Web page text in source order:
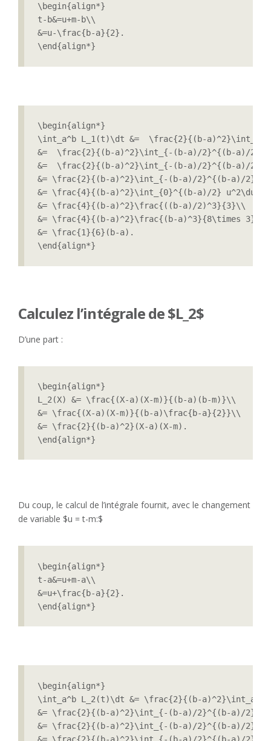
\begin{align*}
t-b&=u+m-b\\
&=u-\frac{b-a}{2}.
\end{align*}
\begin{align*}
\int_a^b L_1(t)\dt &=  \frac{2}{(b-
&=  \frac{2}{(b-a)^2}\int_{-(b-a)/2}^{(b-a)/
&=  \frac{2}{(b-a)^2}\int_{-(b-a)/2}^{(b-a)/2}
&= \frac{2}{(b-a)^2}\int_{-(b-a)/2}^{(b-a)/2}
&= \frac{4}{(b-a)^2}\int_{0}^{(b-a)/2} u^2\du \\
&= \frac{4}{(b-a)^2}\frac{((b-a)/2)^3}{3}\\
&= \frac{4}{(b-a)^2}\frac{(b-a)^3}{8\times 3}\\
&= \frac{1}{6}(b-a).
\end{align*}
Calculez l’intégrale de $L_2$
D’une part :
\begin{align*}
L_2(X) &= \frac{(X-a)(X-m)}{(b-a)(b-m)}\\
&= \frac{(X-a)(X-m)}{(b-a)\frac{b-a}{2}}\\
&= \frac{2}{(b-a)^2}(X-a)(X-m).
\end{align*}
Du coup, le calcul de l’intégrale fournit, avec le changement
de variable $u = t-m:$
\begin{align*}
t-a&=u+m-a\\
&=u+\frac{b-a}{2}.
\end{align*}
\begin{align*}
\int_a^b L_2(t)\dt &= \frac{2}{(b-
&= \frac{2}{(b-a)^2}\int_{-(b-a)/2}^{(b-a)/2}
&= \frac{2}{(b-a)^2}\int_{-(b-a)/2}^{(b-a)/2}
&= \frac{2}{(b-a)^2}\int_{-(b-a)/2}^{(b-a)/2}